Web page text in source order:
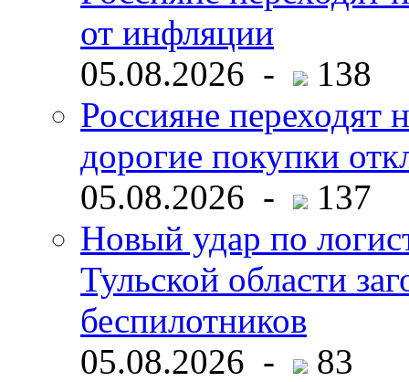
от инфляции
05.08.2026 -
138
Россияне
дорогие покупки
05.08.2026 -
137
Новый удар по
Тульской области
беспилотников
05.08.2026 -
83